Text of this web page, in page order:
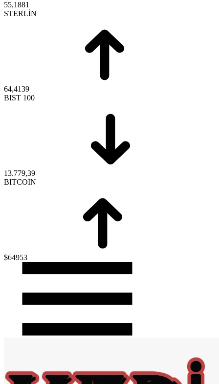
55,1881
STERLİN
64,4139
BIST 100
13.779,39
BITCOIN
$64953